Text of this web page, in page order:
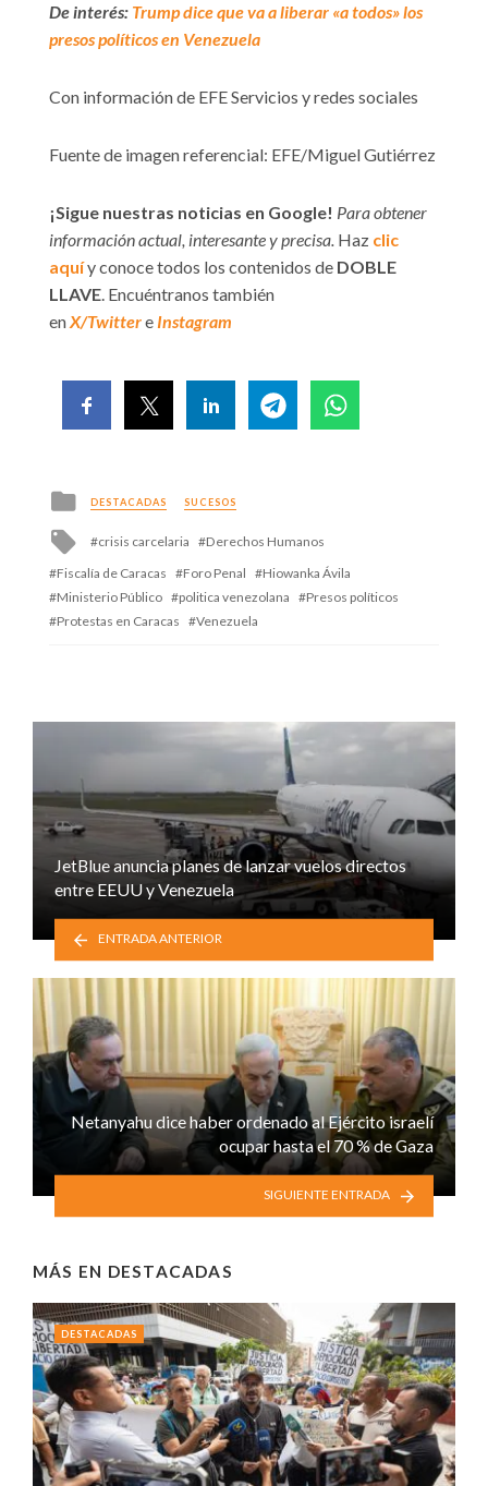
De interés: Trump dice que va a liberar «a todos» los
presos políticos en Venezuela
Con información de EFE Servicios y redes sociales
Fuente de imagen referencial: EFE/Miguel Gutiérrez
¡Sigue nuestras noticias en Google! Para obtener
información actual, interesante y precisa. Haz clic
aquíy conoce todos los contenidos de DOBLE
LLAVE. Encuéntranos también
enX/Twittere Instagram
Posted
in
DESTACADAS SUCESOS
Tagged
crisis carcelaria
Derechos Humanos
Fiscalía de Caracas
Foro Penal
Hiowanka Ávila
Ministerio Público
politica venezolana
Presos políticos
Protestas en Caracas
Venezuela
JetBlue anuncia planes de lanzar vuelos directos
entre EEUU y Venezuela
ENTRADA ANTERIOR
Netanyahu dice haber ordenado al Ejército israelí
ocupar hasta el 70 % de Gaza
SIGUIENTE ENTRADA
MÁS EN DESTACADAS
DESTACADAS